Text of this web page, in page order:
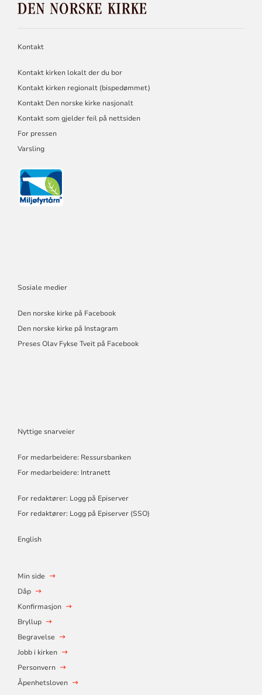
NORSKE
KIRKE
Kontakt
Kontakt kirken lokalt der du bor
Kontakt kirken regionalt (bispedømmet)
Kontakt Den norske kirke nasjonalt
Kontakt som gjelder feil på nettsiden
For pressen
Varsling
Sosiale medier
Den norske kirke på Facebook
Den norske kirke på Instagram
Preses Olav Fykse Tveit på Facebook
Nyttige snarveier
For medarbeidere: Ressursbanken
For medarbeidere: Intranett
For redaktører: Logg på Episerver
For redaktører: Logg på Episerver (SSO)
English
Min side
Dåp
Konfirmasjon
Bryllup
Begravelse
Jobb i kirken
Personvern
Åpenhetsloven